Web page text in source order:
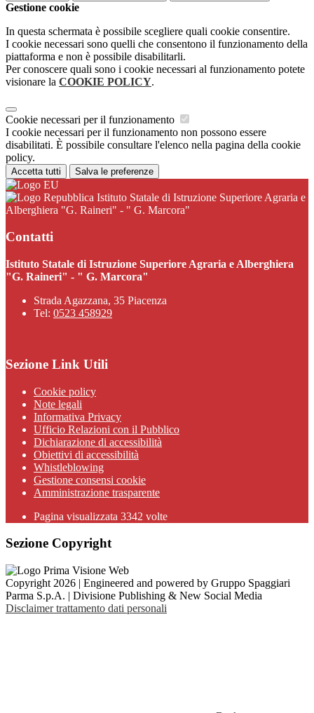
Gestione cookie
In questa schermata è possibile scegliere quali cookie consentire.
I cookie necessari sono quelli che consentono il funzionamento della
piattaforma e non è possibile disabilitarli.
Per conoscere quali sono i cookie necessari al funzionamento potete
visionare la COOKIE POLICY.
Cookie necessari per il funzionamento
I cookie necessari per il funzionamento non possono essere
disabilitati. È possibile consultare l'elenco nella pagina della cookie
policy.
Accetta tutti Salva le preferenze
Istituto Statale di Istruzione Superiore Agraria e
Alberghiera "G. Raineri" - " G. Marcora"
Contatti
Istituto Statale di Istruzione Superiore Agraria e Alberghiera
"G. Raineri" - " G. Marcora"
Strada Agazzana, 35 Piacenza
Tel: 0523 458929
Sezione Link Utili
Cookie policy
Note legali
Informativa Privacy
Ufficio Relazioni con il Pubblico
Dichiarazione di accessibilità
Obiettivi di accessibilità
Whistleblowing
Gestione consensi cookie
Amministrazione trasparente
Pagina visualizzata 3342 volte
Sezione Copyright
Copyright 2026 | Engineered and powered by Gruppo Spaggiari
Parma S.p.A. | Divisione Publishing & New Social Media
Disclaimer trattamento dati personali